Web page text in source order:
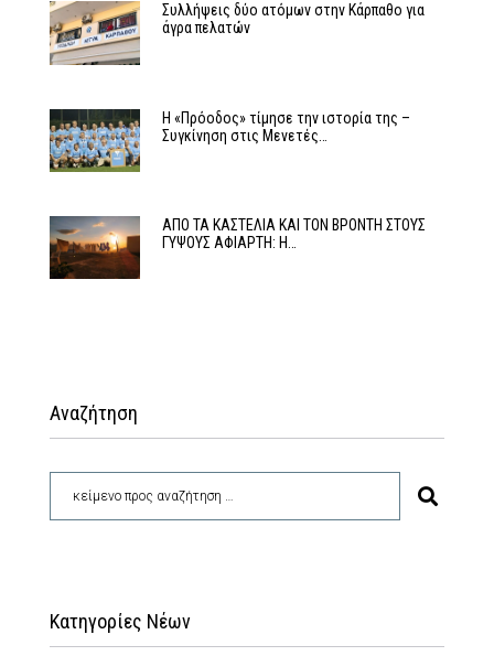
Συλλήψεις δύο ατόμων στην Κάρπαθο για
άγρα πελατών
Η «Πρόοδος» τίμησε την ιστορία της –
Συγκίνηση στις Μενετές…
ΑΠΟ ΤΑ ΚΑΣΤΕΛΙΑ ΚΑΙ ΤΟΝ ΒΡΟΝΤΗ ΣΤΟΥΣ
ΓΥΨΟΥΣ ΑΦΙΑΡΤΗ: Η…
Αναζήτηση
Κατηγορίες Νέων